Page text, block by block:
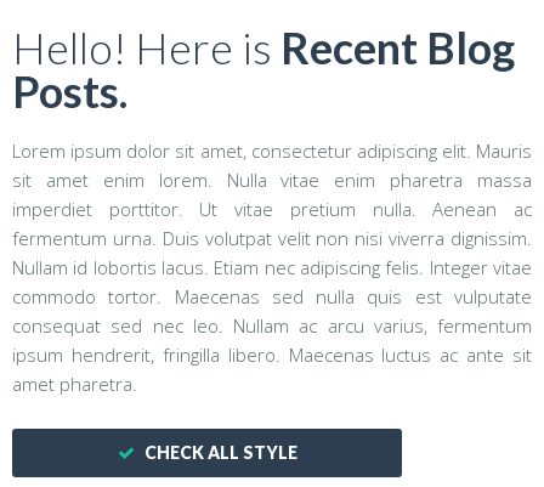
Hello! Here is Recent Blog
Posts.
Lorem ipsum dolor sit amet, consectetur adipiscing elit. Mauris
sit amet enim lorem. Nulla vitae enim pharetra massa
imperdiet porttitor. Ut vitae pretium nulla. Aenean ac
fermentum urna. Duis volutpat velit non nisi viverra dignissim.
Nullam id lobortis lacus. Etiam nec adipiscing felis. Integer vitae
commodo tortor. Maecenas sed nulla quis est vulputate
consequat sed nec leo. Nullam ac arcu varius, fermentum
ipsum hendrerit, fringilla libero. Maecenas luctus ac ante sit
amet pharetra.
CHECK ALL STYLE